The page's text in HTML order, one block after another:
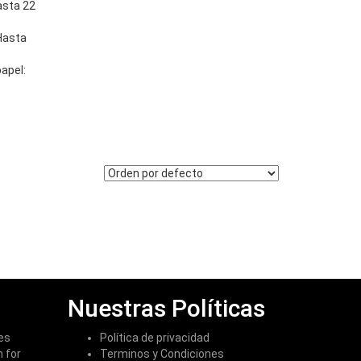
22
for
Nuestras Políticas
Política de privacidad
Terminos y Condiciones